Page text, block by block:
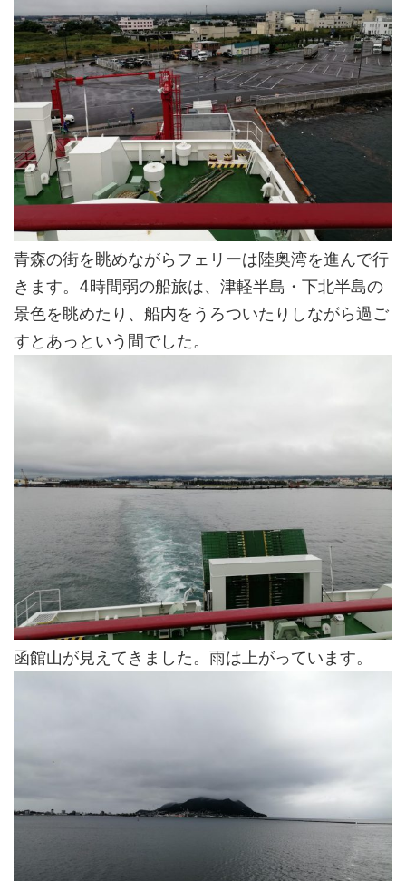
青森の街を眺めながらフェリーは陸奥湾を進んで行
きます。4時間弱の船旅は、津軽半島・下北半島の
景色を眺めたり、船内をうろついたりしながら過ご
すとあっという間でした。
函館山が見えてきました。雨は上がっています。